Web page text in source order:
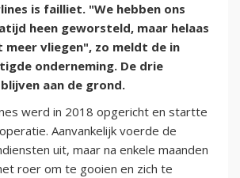
is failliet. "We hebben ons
heen geworsteld, maar helaas
meer vliegen", zo meldt de in
onderneming. De drie
aan de grond.
werd in 2018 opgericht en startte
Aanvankelijk voerde de
uit, maar na enkele maanden
roer om te gooien en zich te